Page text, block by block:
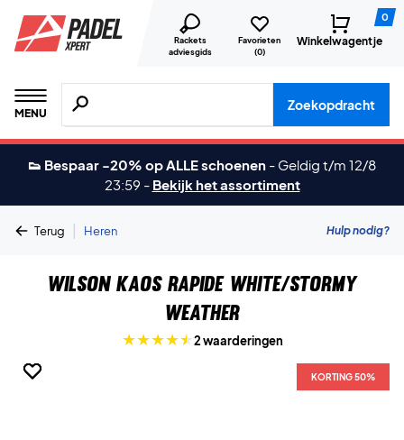
Rackets
adviesgids
Favorieten
(0)
0
Winkelwagentje
MENU
Zoeken naar producten, merken etc.
Zoekopdracht
👟 Bespaar -20% op ALLE schoenen - Geldig t/m 12/8
23:59 - Bekijk het assortiment
Terug | Heren Hulp nodig?
Wilson Kaos Rapide White/Stormy
Weather
2 waarderingen
KORTING 50%
KORTING 50%
KORTING 50%